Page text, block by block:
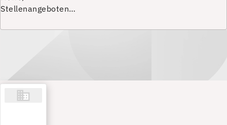
Stellenangeboten…